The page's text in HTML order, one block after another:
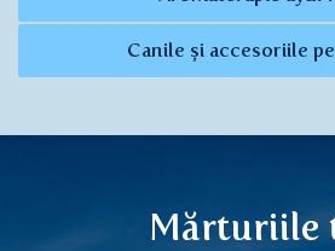
Canile și accesoriile
Mărturiile